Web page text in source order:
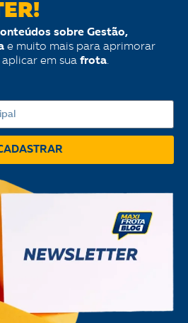
sobre Gestão,
e muito mais para aprimorar
em sua frota.